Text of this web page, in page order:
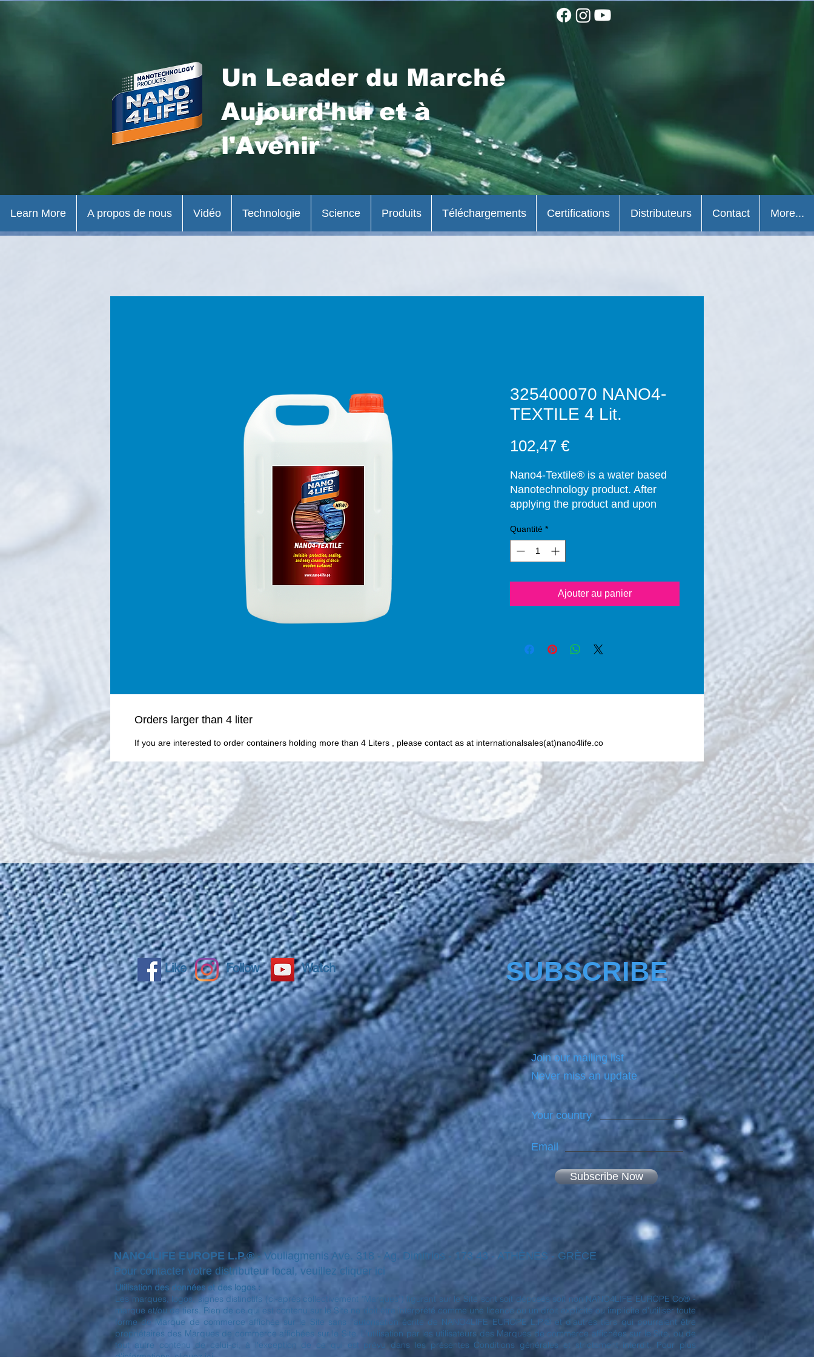
Un Leader du Marché
Aujourd'hui et à
l'Avenir
325400070 NANO4-
TEXTILE 4 Lit.
102,47 €Prix
Nano4-Textile® is a water based
Nanotechnology product. After
applying the product and upon
(24 hours), a thin layer of SiO2
(silicon Dioxide) seals the
protected area so no foreign liquid
fabric or textile, reducing the
chance of permanent staining.
and other hot or cold liquids are
Nano4-Premium Textile®.
Quantité *
Ajouter au panier
Οrders larger than 4 liter
If you are interested to order containers holding more than 4 Liters , please contact as at internationalsales(at)nano4life.co
Learn More A propos de nous Vidéo Technologie Science Produits Téléchargements Certifications Distributeurs Contact More...
Like Follow Watch SUBSCRIBE
Join our mailing list
Never miss an update
Your country
Email
Subscribe Now
NANO4LIFE EUROPE L.P.®- Vouliagmenis Ave. 318 - Ag. Dimitrios - 173 43 - ATHÈNES - GRÈCE
Pour contacter votre distributeur local, veuillez cliquer ici
Utilisation des données et des logos :
Les marques, logos, signes distinctifs (ci-après collectivement "Marques") figurant sur le Site sont soit déposés soit non NANO4LIFE EUROPE Co® -
marque et/ou de tiers. Rien de ce qui est contenu sur le Site ne doit être interprété comme une licence ou un droit explicite ou implicite d'utiliser toute
forme de Marque de commerce affichée sur le Site sans l'autorisation écrite de NANO4LIFE EUROPE L.P.® et d'autres tiers qui pourraient être
propriétaires des Marques de commerce affichées sur le Site. L'utilisation par les utilisateurs des Marques de commerce affichées sur le Site, ou de
tout autre contenu de celui-ci, à l'exception de ce qui est prévu dans les présentes Conditions générales et strictement interdit. Pour plus